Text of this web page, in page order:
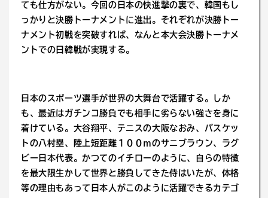
ても仕方がない。今回の日本の快進撃の裏で、韓国もし
っかりと決勝トーナメントに進出。それぞれが決勝トー
ナメント初戦を突破すれば、なんと本大会決勝トーナメ
ントでの日韓戦が実現する。
日本のスポーツ選手が世界の大舞台で活躍する。しか
も、最近はガチンコ勝負でも相手に劣らない強さを身に
着けている。大谷翔平、テニスの大阪なおみ、バスケッ
トの八村塁、陸上短距離１００ｍのサニブラウン、ラグ
ビー日本代表。かつてのイチローのように、自らの特徴
を最大限生かして世界と勝負してきた侍はいたが、体格
等の理由もあって日本人がこのように活躍できるカテゴ